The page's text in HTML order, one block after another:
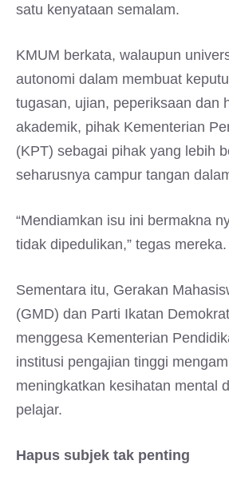
satu kenyataan semalam.
KMUM berkata, walaupun
autonomi dalam membuat
tugasan, ujian, peperiksaan dan
akademik, pihak Kementerian
(KPT) sebagai pihak yang lebih
seharusnya campur tangan
“Mendiamkan isu ini bermakna
tidak dipedulikan,” tegas mereka.
Sementara itu, Gerakan
(GMD) dan Parti Ikatan
menggesa Kementerian
institusi pengajian tinggi
meningkatkan kesihatan mental
pelajar.
Hapus subjek tak penting